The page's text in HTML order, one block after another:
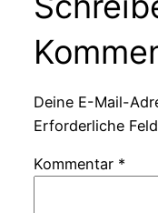
Deine E-Mail-
Erforderliche
Kommentar *